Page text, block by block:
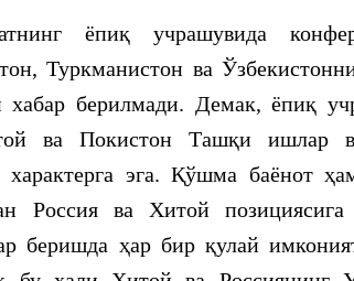
ёпиқ учрашувида
Туркманистон ва
хабар берилмади. Демак, ёпиқ
ва Покистон Ташқи ишлар
эга. Қўшма баёнот
Россия ва Хитой
беришда ҳар бир қулай